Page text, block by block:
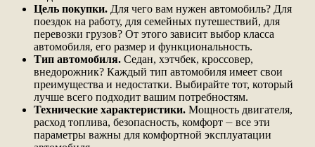
Цель покупки. Для чего вам нужен автомобиль? Для
поездок на работу, для семейных путешествий, для
перевозки грузов? От этого зависит выбор класса
автомобиля, его размер и функциональность.
Тип автомобиля. Седан, хэтчбек, кроссовер,
внедорожник? Каждый тип автомобиля имеет свои
преимущества и недостатки. Выбирайте тот, который
лучше всего подходит вашим потребностям.
Технические характеристики. Мощность двигателя,
расход топлива, безопасность, комфорт ⏤ все эти
параметры важны для комфортной эксплуатации